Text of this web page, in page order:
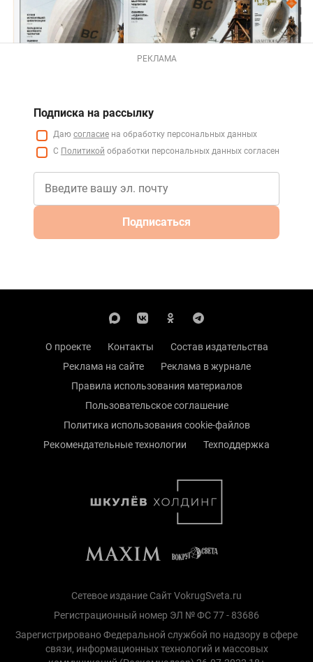
РЕКЛАМА
Подписка на рассылку
Даю согласие на обработку персональных данных
С Политикой обработки персональных данных согласен
Подписаться
О проекте Контакты
Состав издательства
Реклама на сайте
Реклама в журнале
Правила использования материалов
Пользовательское соглашение
Политика использования cookie-файлов
Рекомендательные технологии
Техподдержка
Сетевое издание Сайт VokrugSveta.ru
Регистрационный номер ЭЛ № ФС 77 - 83686
Зарегистрировано Федеральной службой по надзору в сфере
связи, информационных технологий и массовых